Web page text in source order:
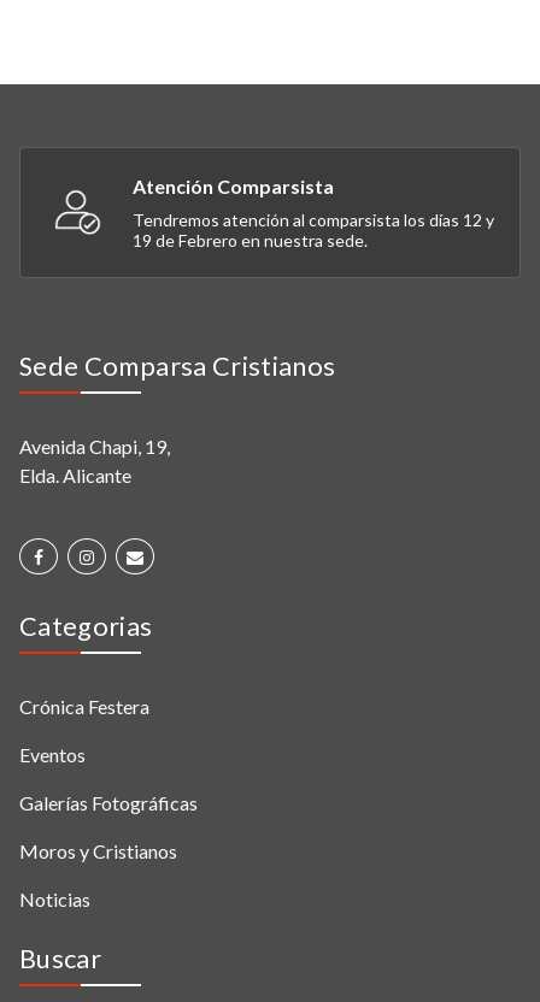
Atención Comparsista
Tendremos atención al comparsista los días 12 y
19 de Febrero en nuestra sede.
Sede Comparsa Cristianos
Avenida Chapi, 19,
Elda. Alicante
Categorias
Crónica Festera
Eventos
Galerías Fotográficas
Moros y Cristianos
Noticias
Buscar